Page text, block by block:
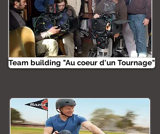
Team building "Au coeur d'un Tournage"